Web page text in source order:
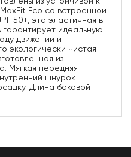
Eco со встроенной
50+, эта эластичная в
гарантирует идеальную
движений и
экологически чистая
из
Мягкая передняя
шнурок
Длина боковой